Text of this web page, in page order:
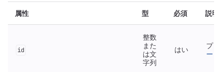
属性 型 必須 説明
id
整数
また
は文
字列
はい
プロ
ード